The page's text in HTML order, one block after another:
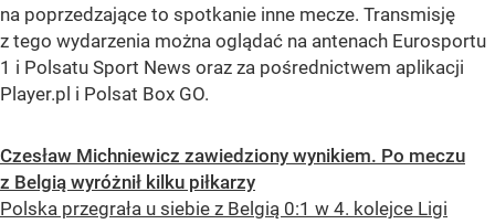
na poprzedzające to spotkanie inne mecze. Transmisję
z tego wydarzenia można oglądać na antenach Eurosportu
1 i Polsatu Sport News oraz za pośrednictwem aplikacji
Player.pl i Polsat Box GO.
Czesław Michniewicz zawiedziony wynikiem. Po meczu
z Belgią wyróżnił kilku piłkarzy
Polska przegrała u siebie z Belgią 0:1 w 4. kolejce Ligi